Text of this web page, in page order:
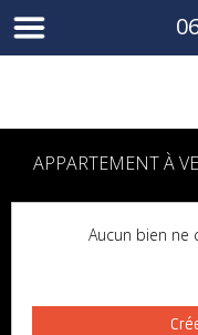
APPARTEMENT À
Aucun bien ne